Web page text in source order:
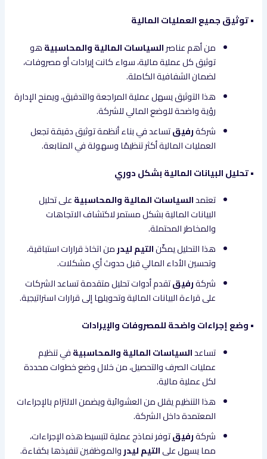
• توثيق جميع العمليات المالية
من أهم عناصرالسياسات المالية والمحاسبيةهو
توثيق كل عملية مالية، سواء كانت إيرادات أو مصروفات،
لضمان الشفافية الكاملة.
هذا التوثيق يسهل عملية المراجعة والتدقيق، ويمنح الإدارة
رؤية واضحة للوضع المالي للشركة.
شركةرفيقتساعد في بناء أنظمة توثيق دقيقة تجعل
العمليات المالية أكثر تنظيمًا وسهولة في المتابعة.
• تحليل البيانات المالية بشكل دوري
تعتمدالسياسات المالية والمحاسبيةعلى تحليل
البيانات المالية بشكل مستمر لاكتشاف الاتجاهات
والمخاطر المحتملة.
هذا التحليل يمكّنالتيم ليدرمن اتخاذ قرارات استباقية،
وتحسين الأداء المالي قبل حدوث أي مشكلات.
شركةرفيقتقدم أدوات تحليل متقدمة تساعد الشركات
على قراءة البيانات المالية وتحويلها إلى قرارات استراتيجية.
• وضع إجراءات واضحة للمصروفات والإيرادات
تساعدالسياسات المالية والمحاسبيةفي تنظيم
عمليات الصرف والتحصيل، من خلال وضع خطوات محددة
لكل عملية مالية.
هذا التنظيم يقلل من العشوائية ويضمن الالتزام بالإجراءات
المعتمدة داخل الشركة.
شركةرفيقتوفر نماذج عملية لتبسيط هذه الإجراءات،
مما يسهل علىالتيم ليدروالموظفين تنفيذها بكفاءة.